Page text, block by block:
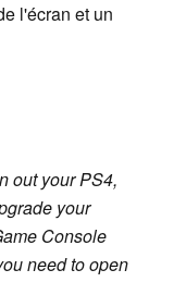
l'écran et un
out your PS4,
your
Console
need to open